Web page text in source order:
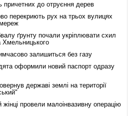
до отруєння дерев
перекриють рух на трьох вулицях
ґрунту почали укріплювати схил
Хмельницького
залишиться без газу
оформили новий паспорт одразу
державі землі на території
жінці провели малоінвазивну операцію